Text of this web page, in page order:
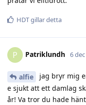
HDTgillar detta
P Patriklundh 6
alfie
jag bryr mig
e sjukt att ett damlag
år! Va tror du hade